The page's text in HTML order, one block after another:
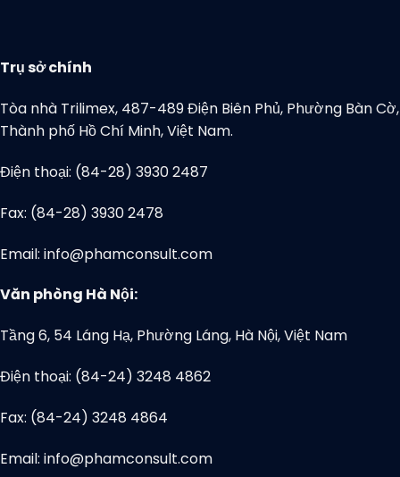
Trụ sở chính
Tòa nhà Trilimex, 487-489 Điện Biên Phủ, Phường Bàn Cờ,
Thành phố Hồ Chí Minh, Việt Nam.
Điện thoại: (84-28) 3930 2487
Fax: (84-28) 3930 2478
Email: info@phamconsult.com
Văn phòng Hà Nội:
Tầng 6, 54 Láng Hạ, Phường Láng, Hà Nội, Việt Nam
Điện thoại: (84-24) 3248 4862
Fax: (84-24) 3248 4864
Email: info@phamconsult.com